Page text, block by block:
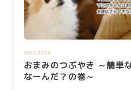
2021-02-06
おまみのつぶやき ～簡単
なーんだ？の巻～